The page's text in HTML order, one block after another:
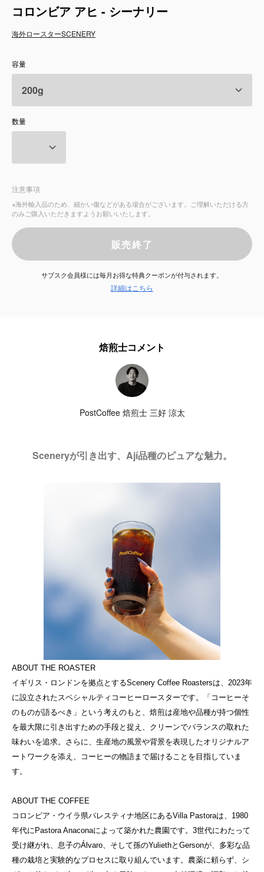
特集
卸販売
コーヒーのサブスク
お知らせ
よくある質問
店舗情報
コロンビア アヒ - シーナリー
海外ロースターSCENERY
容量
数量
注意事項
※海外輸入品のため、細かい傷などがある場合がございます。ご理解いただける方
のみご購入いただきますようお願いいたします。
販売終了
サブスク会員様には毎月お得な特典クーポンが付与されます。
詳細はこちら
焙煎士コメント
PostCoffee 焙煎士 三好 涼太
Sceneryが引き出す、Ají品種のピュアな魅力。
ABOUT THE ROASTER
イギリス・ロンドンを拠点とするScenery Coffee Roastersは、2023年
に設立されたスペシャルティコーヒーロースターです。「コーヒーそ
のものが語るべき」という考えのもと、焙煎は産地や品種が持つ個性
を最大限に引き出すための手段と捉え、クリーンでバランスの取れた
味わいを追求。さらに、生産地の風景や背景を表現したオリジナルア
ートワークを添え、コーヒーの物語まで届けることを目指していま
す。
ABOUT THE COFFEE
コロンビア・ウイラ県パレスティナ地区にあるVilla Pastoraは、1980
年代にPastora Anaconaによって築かれた農園です。3世代にわたって
受け継がれ、息子のÁlvaro、そして孫のYuliethとGersonが、多彩な品
種の栽培と実験的なプロセスに取り組んでいます。農薬に頼らず、シ